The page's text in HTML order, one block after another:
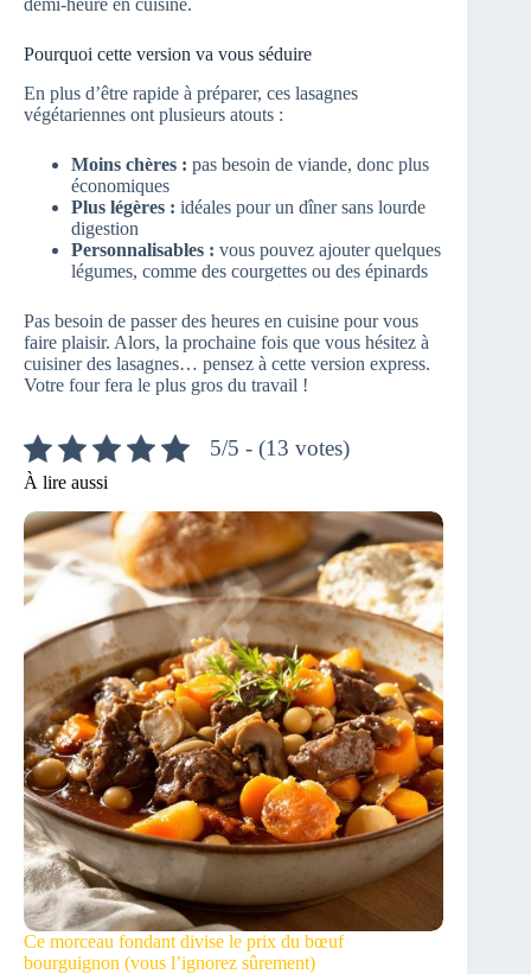
demi-heure en cuisine.
Pourquoi cette version va vous séduire
En plus d’être rapide à préparer, ces lasagnes
végétariennes ont plusieurs atouts :
Moins chères : pas besoin de viande, donc plus
économiques
Plus légères : idéales pour un dîner sans lourde
digestion
Personnalisables : vous pouvez ajouter quelques
légumes, comme des courgettes ou des épinards
Pas besoin de passer des heures en cuisine pour vous
faire plaisir. Alors, la prochaine fois que vous hésitez à
cuisiner des lasagnes… pensez à cette version express.
Votre four fera le plus gros du travail !
5/5 - (13 votes)
À lire aussi
Ce morceau fondant divise le prix du bœuf
bourguignon (vous l’ignorez sûrement)